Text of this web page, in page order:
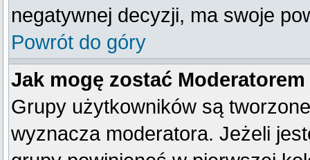
negatywnej decyzji, ma swoje
Powrót do góry
Jak mogę zostać
Grupy użytkowników są
wyznacza moderatora. Jeżeli